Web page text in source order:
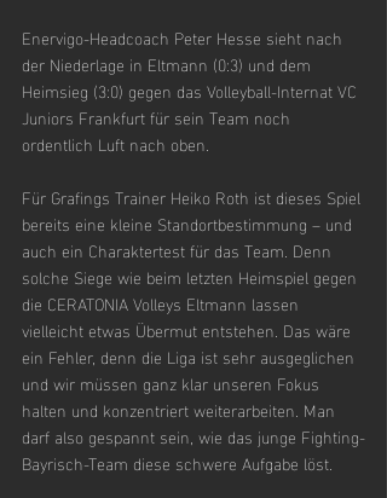
Enervigo-Headcoach Peter Hesse sieht nach
der Niederlage in Eltmann (0:3) und dem
Heimsieg (3:0) gegen das Volleyball-Internat VC
Juniors Frankfurt für sein Team noch
ordentlich Luft nach oben.
Für Grafings Trainer Heiko Roth ist dieses Spiel
bereits eine kleine Standortbestimmung – und
auch ein Charaktertest für das Team. Denn
solche Siege wie beim letzten Heimspiel gegen
die CERATONIA Volleys Eltmann lassen
vielleicht etwas Übermut entstehen. Das wäre
ein Fehler, denn die Liga ist sehr ausgeglichen
und wir müssen ganz klar unseren Fokus
halten und konzentriert weiterarbeiten. Man
darf also gespannt sein, wie das junge Fighting-
Bayrisch-Team diese schwere Aufgabe löst.